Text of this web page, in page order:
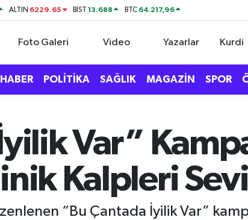
ALTIN 6229.65 BİST13.688 BTC 64.217,96
Foto Galeri Video Yazarlar Kurdi
POLİTİKA SAĞLIK MAGAZİN SPOR
Var”
Kalpleri
“Bu Çantada İyilik Var”